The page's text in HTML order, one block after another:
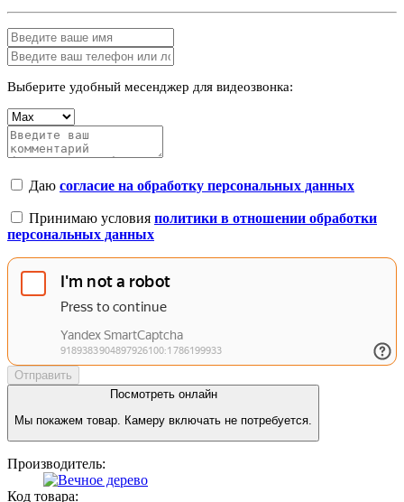
Выберите удобный месенджер для видеозвонка:
Даю согласие на обработку персональных данных
Принимаю условия политики в отношении обработки
персональных данных
Отправить
Посмотреть онлайн
Мы покажем товар. Камеру включать не потребуется.
Производитель:
Код товара: